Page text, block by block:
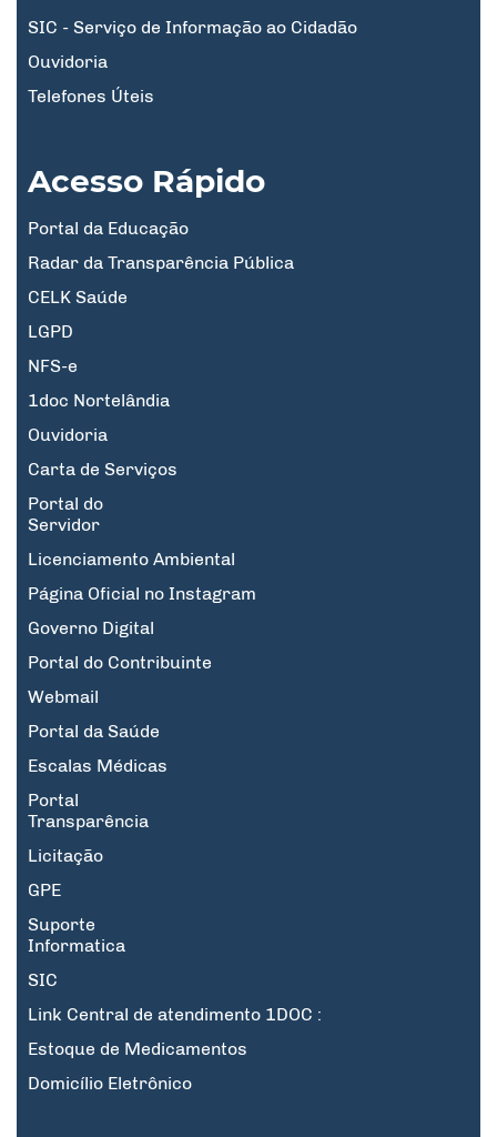
SIC - Serviço de Informação ao Cidadão
Ouvidoria
Telefones Úteis
Acesso Rápido
Portal da Educação
Radar da Transparência Pública
CELK Saúde
LGPD
NFS-e
1doc Nortelândia
Ouvidoria
Carta de Serviços
Portal do
Servidor
Licenciamento Ambiental
Página Oficial no Instagram
Governo Digital
Portal do Contribuinte
Webmail
Portal da Saúde
Escalas Médicas
Portal
Transparência
Licitação
GPE
Suporte
Informatica
SIC
Link Central de atendimento 1DOC :
Estoque de Medicamentos
Domicílio Eletrônico